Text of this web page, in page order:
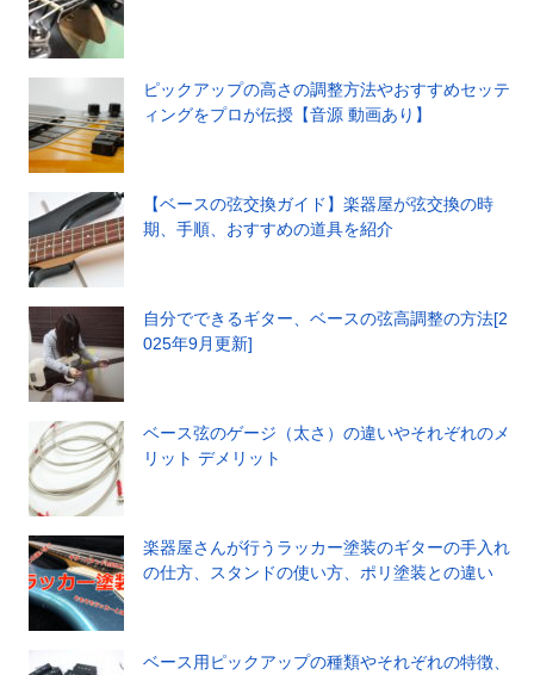
ピックアップの高さの調整方法やおすすめセッテ
ィングをプロが伝授【音源 動画あり】
【ベースの弦交換ガイド】楽器屋が弦交換の時
期、手順、おすすめの道具を紹介
自分でできるギター、ベースの弦高調整の方法[2
025年9月更新]
ベース弦のゲージ（太さ）の違いやそれぞれのメ
リット デメリット
楽器屋さんが行うラッカー塗装のギターの手入れ
の仕方、スタンドの使い方、ポリ塗装との違い
ベース用ピックアップの種類やそれぞれの特徴、